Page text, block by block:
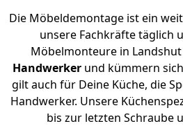
Die Möbeldemontage ist ein
unsere Fachkräfte täglich
Möbelmonteure in
Handwerker und kümmern
gilt auch für Deine Küche, die
Handwerker. Unsere
bis zur letzten Schraube